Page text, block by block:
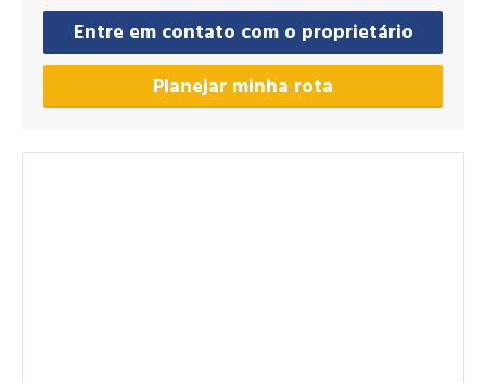
Entre em contato com o proprietário
Planejar minha rota